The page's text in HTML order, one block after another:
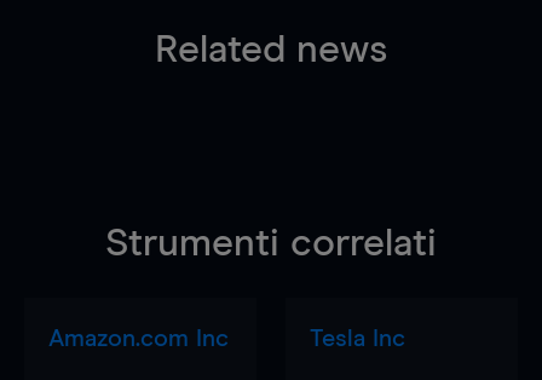
Related news
Strumenti correlati
Amazon.com Inc Tesla Inc